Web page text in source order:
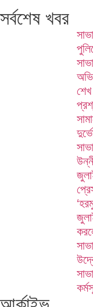
সর্বশেষ খবর